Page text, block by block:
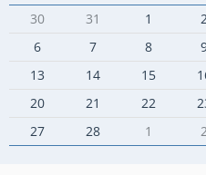
30
31 1
6
7 8
13
14 15
20
21 22
27
28 1